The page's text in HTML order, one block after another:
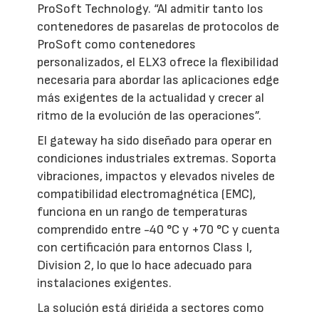
ProSoft Technology. “Al admitir tanto los
contenedores de pasarelas de protocolos de
ProSoft como contenedores
personalizados, el ELX3 ofrece la flexibilidad
necesaria para abordar las aplicaciones edge
más exigentes de la actualidad y crecer al
ritmo de la evolución de las operaciones”.
El gateway ha sido diseñado para operar en
condiciones industriales extremas. Soporta
vibraciones, impactos y elevados niveles de
compatibilidad electromagnética (EMC),
funciona en un rango de temperaturas
comprendido entre -40 °C y +70 °C y cuenta
con certificación para entornos Class I,
Division 2, lo que lo hace adecuado para
instalaciones exigentes.
La solución está dirigida a sectores como